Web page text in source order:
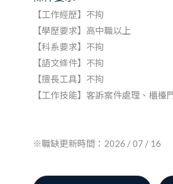
【工作經歷】不拘
【學歷要求】高中職以上
【科系要求】不拘
【語文條件】不拘
【擅長工具】不拘
【工作技能】客訴案件處理、櫃
※職缺更新時間：2026 / 07 / 16